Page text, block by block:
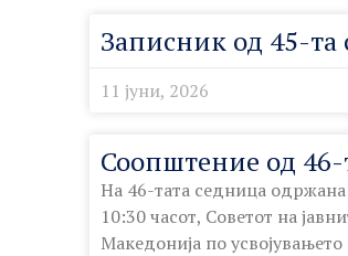
Записник од 45-та
11 јуни, 2026
Соопштение од
На 46-тата седница
10:30 часот, Советот на
Македонија по